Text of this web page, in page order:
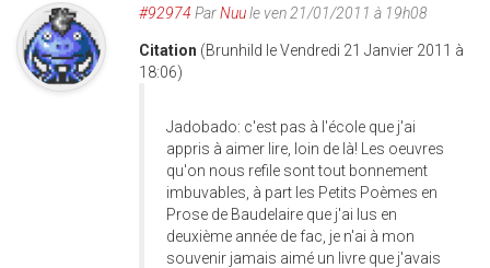
#92974 ParNuule ven 21/01/2011 à 19h08
Citation (Brunhild le Vendredi 21 Janvier 2011 à
18:06)
Jadobado: c'est pas à l'école que j'ai
appris à aimer lire, loin de là! Les oeuvres
qu'on nous refile sont tout bonnement
imbuvables, à part les Petits Poèmes en
Prose de Baudelaire que j'ai lus en
deuxième année de fac, je n'ai à mon
souvenir jamais aimé un livre que j'avais